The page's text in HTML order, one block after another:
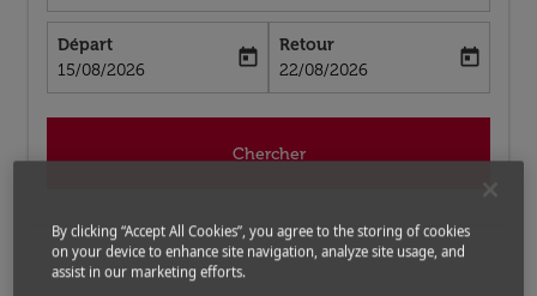
Départ
fc-booking-departure-date-aria-label
15/08/2026
today
Retour
fc-booking-return-date-aria-label
22/08/2026
today
Chercher
By clicking “Accept All Cookies”, you agree to the storing of cookies
on your device to enhance site navigation, analyze site usage, and
assist in our marketing efforts.